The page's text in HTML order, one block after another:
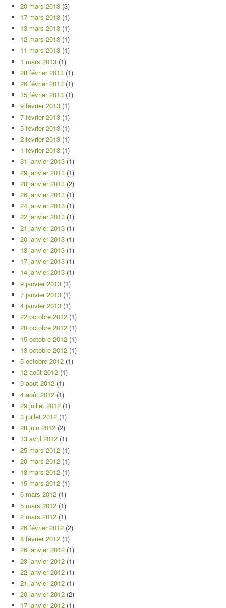
20 mars 2013 (3)
17 mars 2013 (1)
13 mars 2013 (1)
12 mars 2013 (1)
11 mars 2013 (1)
1 mars 2013 (1)
28 février 2013 (1)
26 février 2013 (1)
15 février 2013 (1)
9 février 2013 (1)
7 février 2013 (1)
5 février 2013 (1)
2 février 2013 (1)
1 février 2013 (1)
31 janvier 2013 (1)
29 janvier 2013 (1)
28 janvier 2013 (2)
26 janvier 2013 (1)
24 janvier 2013 (1)
22 janvier 2013 (1)
21 janvier 2013 (1)
20 janvier 2013 (1)
18 janvier 2013 (1)
17 janvier 2013 (1)
14 janvier 2013 (1)
9 janvier 2013 (1)
7 janvier 2013 (1)
4 janvier 2013 (1)
22 octobre 2012 (1)
20 octobre 2012 (1)
15 octobre 2012 (1)
13 octobre 2012 (1)
5 octobre 2012 (1)
12 août 2012 (1)
9 août 2012 (1)
4 août 2012 (1)
29 juillet 2012 (1)
3 juillet 2012 (1)
28 juin 2012 (2)
13 avril 2012 (1)
25 mars 2012 (1)
20 mars 2012 (1)
18 mars 2012 (1)
15 mars 2012 (1)
6 mars 2012 (1)
5 mars 2012 (1)
2 mars 2012 (1)
26 février 2012 (2)
8 février 2012 (1)
26 janvier 2012 (1)
23 janvier 2012 (1)
22 janvier 2012 (1)
21 janvier 2012 (1)
20 janvier 2012 (2)
17 janvier 2012 (1)